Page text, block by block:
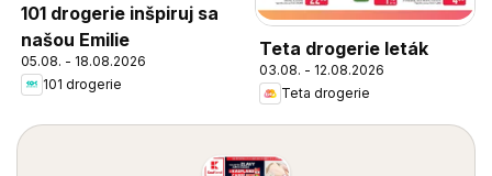
101 drogerie inšpiruj sa
našou Emilie
05.08. - 18.08.2026
101 drogerie
Teta drogerie leták
03.08. - 12.08.2026
Teta drogerie